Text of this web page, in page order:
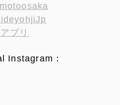
プリ
Instagram：